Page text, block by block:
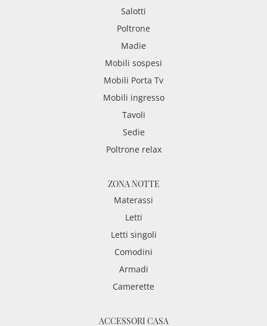
Salotti
Poltrone
Madie
Mobili sospesi
Mobili Porta Tv
Mobili ingresso
Tavoli
Sedie
Poltrone relax
ZONA NOTTE
Materassi
Letti
Letti singoli
Comodini
Armadi
Camerette
ACCESSORI CASA